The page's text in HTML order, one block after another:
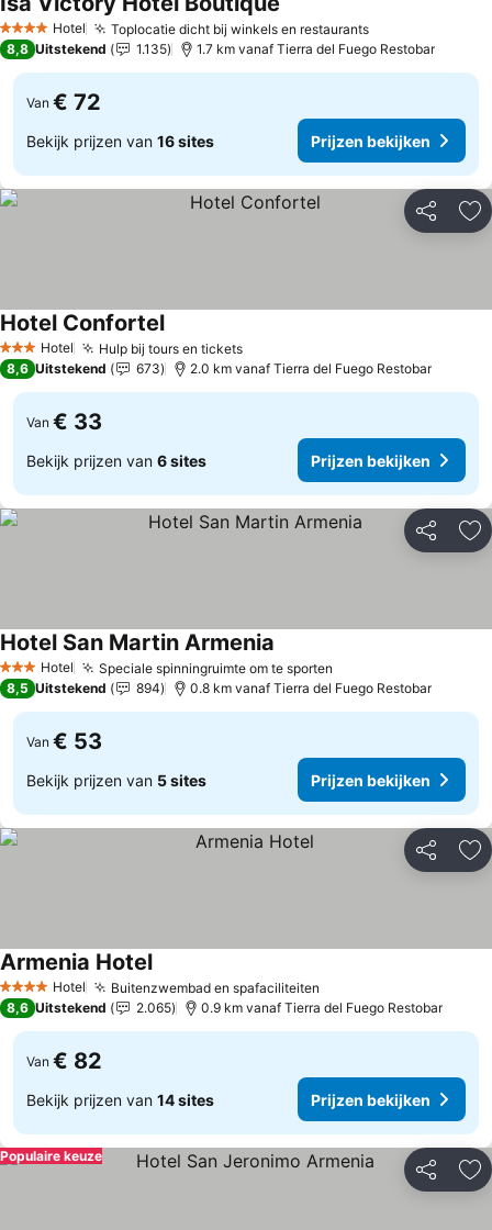
4 SterrenHotel Toplocatie dicht bij winkels en restaurants
8,8 Uitstekend 1.135 1.7 km vanaf Tierra del Fuego Restobar
Van € 72
Bekijk prijzen van 16 sites Prijzen bekijken
Delen
3 SterrenHotel Hulp bij tours en tickets
Hotel Confortel
8,6 Uitstekend 673 2.0 km vanaf Tierra del Fuego Restobar
Van € 33
Bekijk prijzen van 6 sites Prijzen bekijken
Delen
3 SterrenHotel Speciale spinningruimte om te sporten
Hotel San Martin Armenia
8,5 Uitstekend 894 0.8 km vanaf Tierra del Fuego Restobar
Van € 53
Bekijk prijzen van 5 sites Prijzen bekijken
Delen
4 SterrenHotel Buitenzwembad en spafaciliteiten
Armenia Hotel
8,6 Uitstekend 2.065 0.9 km vanaf Tierra del Fuego Restobar
Van € 82
Bekijk prijzen van 14 sites Prijzen bekijken
Delen
Populaire keuze